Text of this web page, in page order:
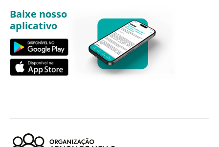
Baixe nosso
aplicativo